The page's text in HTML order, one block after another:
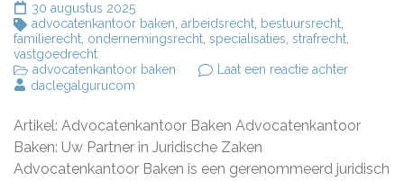
30 augustus 2025
advocatenkantoor baken, arbeidsrecht, bestuursrecht,
familierecht, ondernemingsrecht, specialisaties, strafrecht,
vastgoedrecht
advocatenkantoor baken
Laat een reactie achterop
daclegalgurucom
Artikel: Advocatenkantoor Baken Advocatenkantoor
Baken: Uw Partner in Juridische Zaken
Advocatenkantoor Baken is een gerenommeerd juridisch